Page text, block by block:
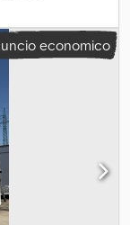
Spectra Promo
in
realizzarne
dettagli. ad
liberamente
all'esterno Ottieni
alle possibilità di
alla forma e alla
con espansione e
Negozi pop-
possibili utilizzi
attraverso la
economico